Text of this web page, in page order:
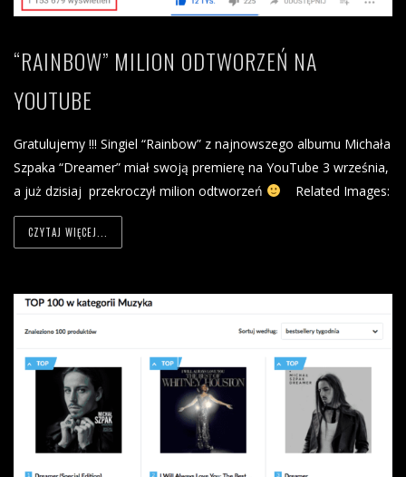
“RAINBOW” MILION ODTWORZEŃ NA
YOUTUBE
Gratulujemy !!! Singiel “Rainbow” z najnowszego albumu Michała
Szpaka “Dreamer” miał swoją premierę na YouTube 3 września,
a już dzisiaj przekroczył milion odtworzeń
Related Images:
CZYTAJ WIĘCEJ...